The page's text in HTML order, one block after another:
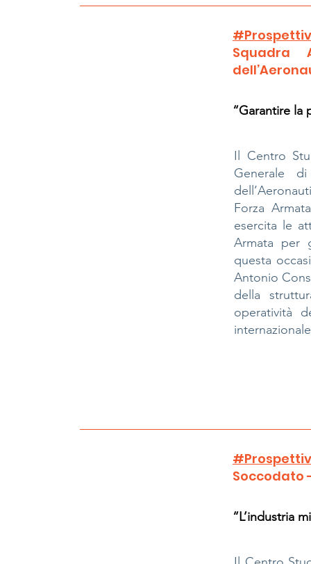
Squadra
“Garantire la
Il Centro
Generale
Forza
esercita le
Armata per
questa
Antonio
della
operatività
Soccodato
“L’industria